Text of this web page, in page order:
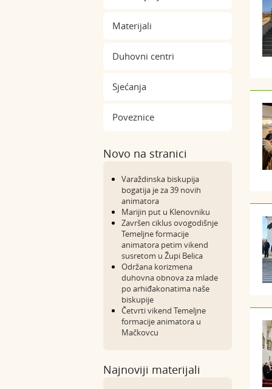
Materijali
Duhovni centri
Sjećanja
Poveznice
Novo na stranici
Varaždinska biskupija
bogatija je za 39 novih
animatora
Marijin put u Klenovniku
Završen ciklus ovogodišnje
Temeljne formacije
animatora petim vikend
susretom u Župi Belica
Održana korizmena
duhovna obnova za mlade
po arhiđakonatima naše
biskupije
Četvrti vikend Temeljne
formacije animatora u
Mačkovcu
Najnoviji materijali